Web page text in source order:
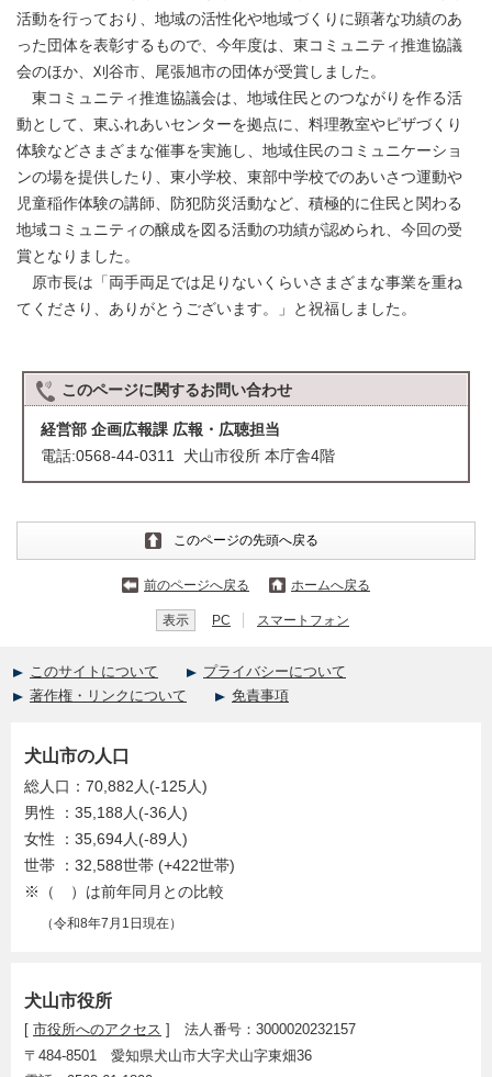
活動を行っており、地域の活性化や地域づくりに顕著な功績のあ
った団体を表彰するもので、今年度は、東コミュニティ推進協議
会のほか、刈谷市、尾張旭市の団体が受賞しました。
東コミュニティ推進協議会は、地域住民とのつながりを作る活
動として、東ふれあいセンターを拠点に、料理教室やピザづくり
体験などさまざまな催事を実施し、地域住民のコミュニケーショ
ンの場を提供したり、東小学校、東部中学校でのあいさつ運動や
児童稲作体験の講師、防犯防災活動など、積極的に住民と関わる
地域コミュニティの醸成を図る活動の功績が認められ、今回の受
賞となりました。
原市長は「両手両足では足りないくらいさまざまな事業を重ね
てくださり、ありがとうございます。」と祝福しました。
このページに関するお問い合わせ
経営部 企画広報課 広報・広聴担当
電話:0568-44-0311 犬山市役所 本庁舎4階
このページの先頭へ戻る
前のページへ戻る ホームへ戻る
表示 PC スマートフォン
このサイトについて
プライバシーについて
著作権・リンクについて
免責事項
犬山市役所
[ 市役所へのアクセス ] 法人番号：3000020232157
〒484-8501 愛知県犬山市大字犬山字東畑36
犬山市の人口
総人口：70,882人(-125人)
男性 ：35,188人(-36人)
女性 ：35,694人(-89人)
世帯 ：32,588世帯 (+422世帯)
※（ ）は前年同月との比較
（令和8年7月1日現在）